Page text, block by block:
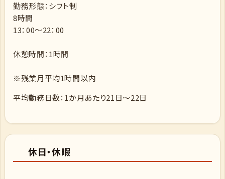
勤務形態：シフト制
8時間
13：00～22：00
休憩時間：1時間
※残業月平均1時間以内
平均勤務日数：1か月あたり21日～22日
休日・休暇